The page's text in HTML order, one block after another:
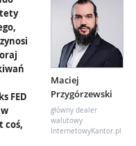
Maciej
Przygórzewski
główny dealer
walutowy
InternetowyKantor.pl
FED
coś,